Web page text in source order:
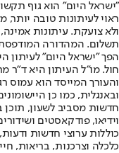
"ישראל היום" הוא גוף
ראוי לעיתונות טובה יותר,
ולא צועקת. עיתונות
הפך "ישראל היום" לעיתון
חול. מו"ל העיתון היא ד"ר
והעורך המייסד הוא עמוס
חדשות מסביב לשעון, תוכן
וידיאו, פודקאסטים
כוללות ערוצי חדשות